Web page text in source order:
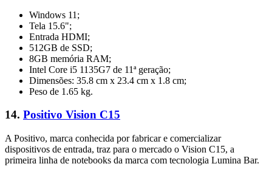
Windows 11;
Tela 15.6";
Entrada HDMI;
512GB de SSD;
8GB memória RAM;
Intel Core i5 1135G7 de 11ª geração;
Dimensões: 35.8 cm x 23.4 cm x 1.8 cm;
Peso de 1.65 kg.
14. Positivo Vision C15
A Positivo, marca conhecida por fabricar e comercializar
dispositivos de entrada, traz para o mercado o Vision C15, a
primeira linha de notebooks da marca com tecnologia Lumina Bar.